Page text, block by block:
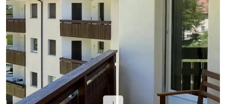
Speciale Ski School
Maloja Kulm
VOUS ÊTES PROPRIÉTAIRE ?
NOTRE GROUPE
LOCATIONS SAISONNIÈRES